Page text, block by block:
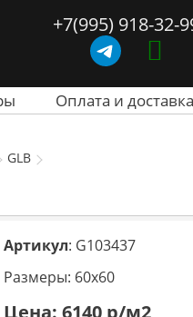
+7(995) 918-32-
Оплата и доставка
GLB
Артикул: G103437
Размеры: 60х60
Цена: 6140 р/м2